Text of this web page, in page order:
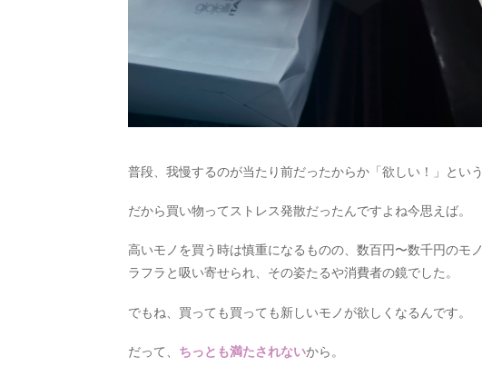
普段、我慢するのが当たり前だったからか「欲しい！」とい
だから買い物ってストレス発散だったんですよね今思えば。
高いモノを買う時は慎重になるものの、数百円〜数千円のモ
ラフラと吸い寄せられ、その姿たるや消費者の鏡でした。
でもね、買っても買っても新しいモノが欲しくなるんです。
だって、 ちっとも満たされないから。